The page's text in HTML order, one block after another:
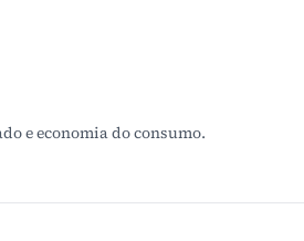
e economia do consumo.